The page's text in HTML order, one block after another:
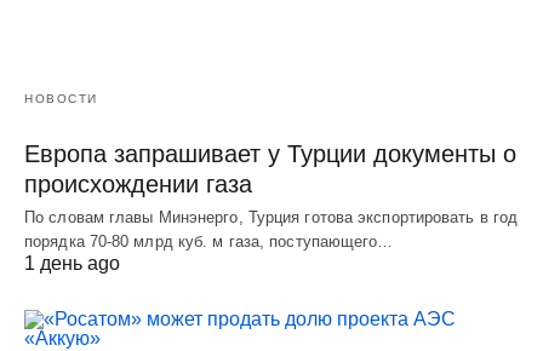
НОВОСТИ
Европа запрашивает у Турции документы о
происхождении газа
По словам главы Минэнерго, Турция готова экспортировать в год
порядка 70-80 млрд куб. м газа, поступающего…
1 день ago